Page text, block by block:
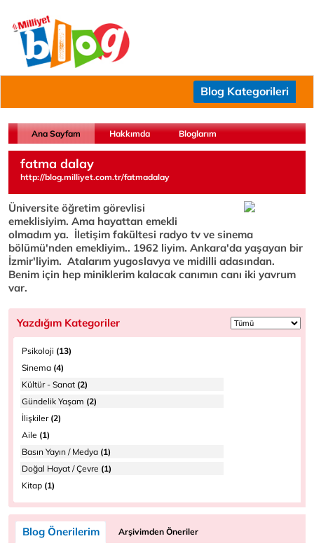
Blog Kategorileri
Ana Sayfam Hakkımda Bloglarım
fatma dalay
http://blog.milliyet.com.tr/fatmadalay
Üniversite öğretim görevlisi
emeklisiyim. Ama hayattan emekli
olmadım ya. İletişim fakültesi radyo tv ve sinema
bölümü'nden emekliyim.. 1962 liyim. Ankara'da yaşayan bir
İzmir'liyim. Atalarım yugoslavya ve midilli adasından.
Benim için hep miniklerim kalacak canımın canı iki yavrum
var.
Yazdığım Kategoriler
Psikoloji (13)
Sinema (4)
Kültür - Sanat (2)
Gündelik Yaşam (2)
İlişkiler(2)
Aile (1)
Basın Yayın / Medya (1)
Doğal Hayat / Çevre (1)
Kitap (1)
Blog Önerilerim Arşivimden Öneriler